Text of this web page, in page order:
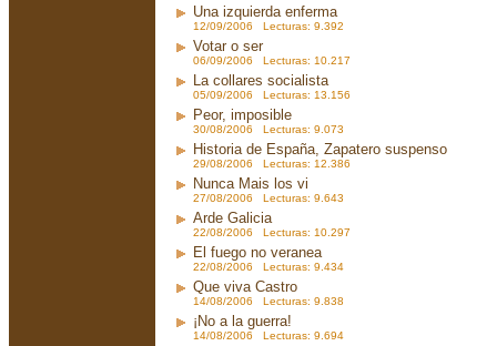
Una izquierda enferma
12/09/2006 Lecturas: 9.392
Votar o ser
06/09/2006 Lecturas: 10.217
La collares socialista
05/09/2006 Lecturas: 13.156
Peor, imposible
30/08/2006 Lecturas: 9.073
Historia de España, Zapatero suspenso
29/08/2006 Lecturas: 12.386
Nunca Mais los vi
27/08/2006 Lecturas: 9.643
Arde Galicia
22/08/2006 Lecturas: 10.297
El fuego no veranea
22/08/2006 Lecturas: 9.434
Que viva Castro
14/08/2006 Lecturas: 9.838
¡No a la guerra!
14/08/2006 Lecturas: 9.694